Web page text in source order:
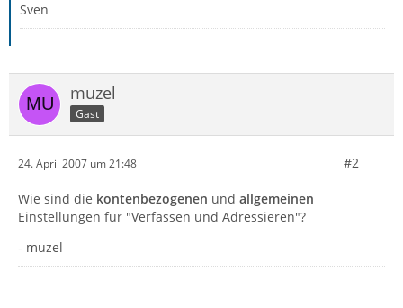
Sven
muzel
Gast
24. April 2007 um 21:48 #2
Wie sind die kontenbezogenen und allgemeinen
Einstellungen für "Verfassen und Adressieren"?
- muzel